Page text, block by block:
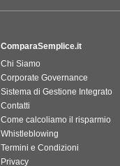
ComparaSemplice.it
Chi Siamo
Corporate Governance
Sistema di Gestione Integrato
Contatti
Come calcoliamo il risparmio
Whistleblowing
Termini e Condizioni
Privacy